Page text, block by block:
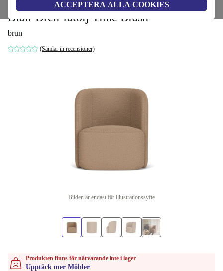
ACCEPTERA ALLA COOKIES
Blair Dreh-fåtölj Time Blush
brun
(Samlar in recensioner)
Bilden är endast för illustrationssyfte
Produkten finns för närvarande inte i lager
Upptäck mer Möbler